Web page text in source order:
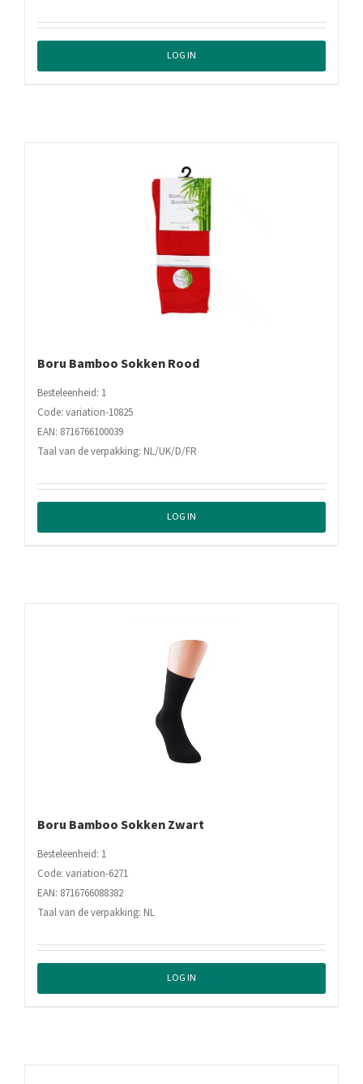
LOG IN
Boru Bamboo Sokken Rood
Besteleenheid: 1
Code: variation-10825
EAN: 8716766100039
Taal van de verpakking: NL/UK/D/FR
LOG IN
Boru Bamboo Sokken Zwart
Besteleenheid: 1
Code: variation-6271
EAN: 8716766088382
Taal van de verpakking: NL
LOG IN